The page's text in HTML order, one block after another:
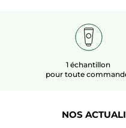
1 échantillon
pour toute
NOS